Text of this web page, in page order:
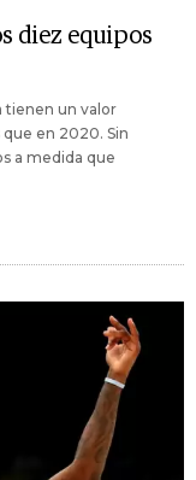
diez equipos
tienen un valor
en 2020. Sin
a medida que